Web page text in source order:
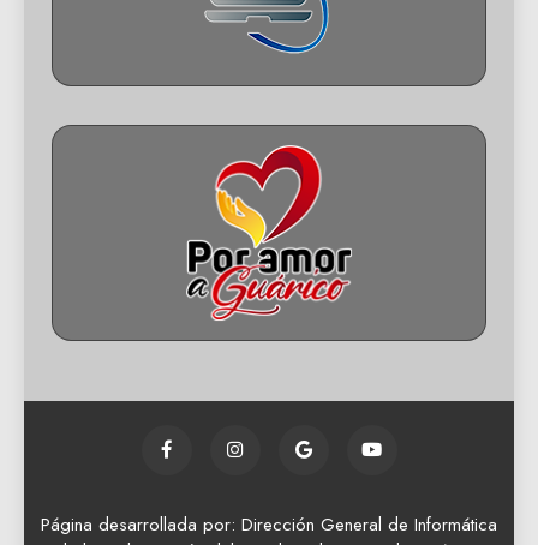
Página desarrollada por: Dirección General de Informática